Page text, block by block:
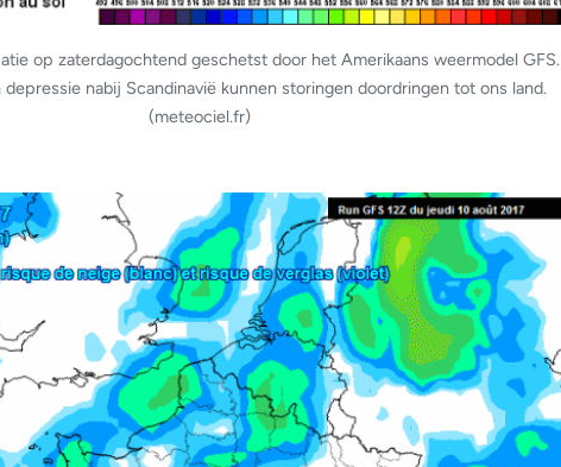
op zaterdagochtend geschetst door het Amerikaans weermodel GFS.
depressie nabij Scandinavië kunnen storingen doordringen tot ons land.
(meteociel.fr)